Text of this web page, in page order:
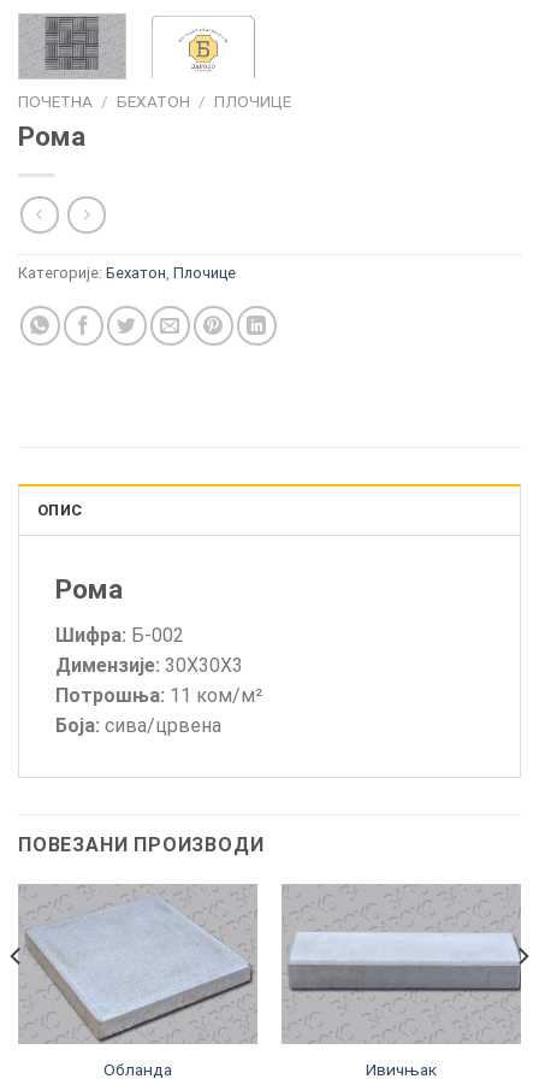
ПОЧЕТНА / БЕХАТОН / ПЛОЧИЦЕ
Рома
Категорије: Бехатон Плочице
ОПИС
Рома
Шифра: Б-002
Димензије: 30Х30Х3
Потрошња: 11 ком/м²
Боја: сива/црвена
ПОВЕЗАНИ ПРОИЗВОДИ
Обланда Ивичњак